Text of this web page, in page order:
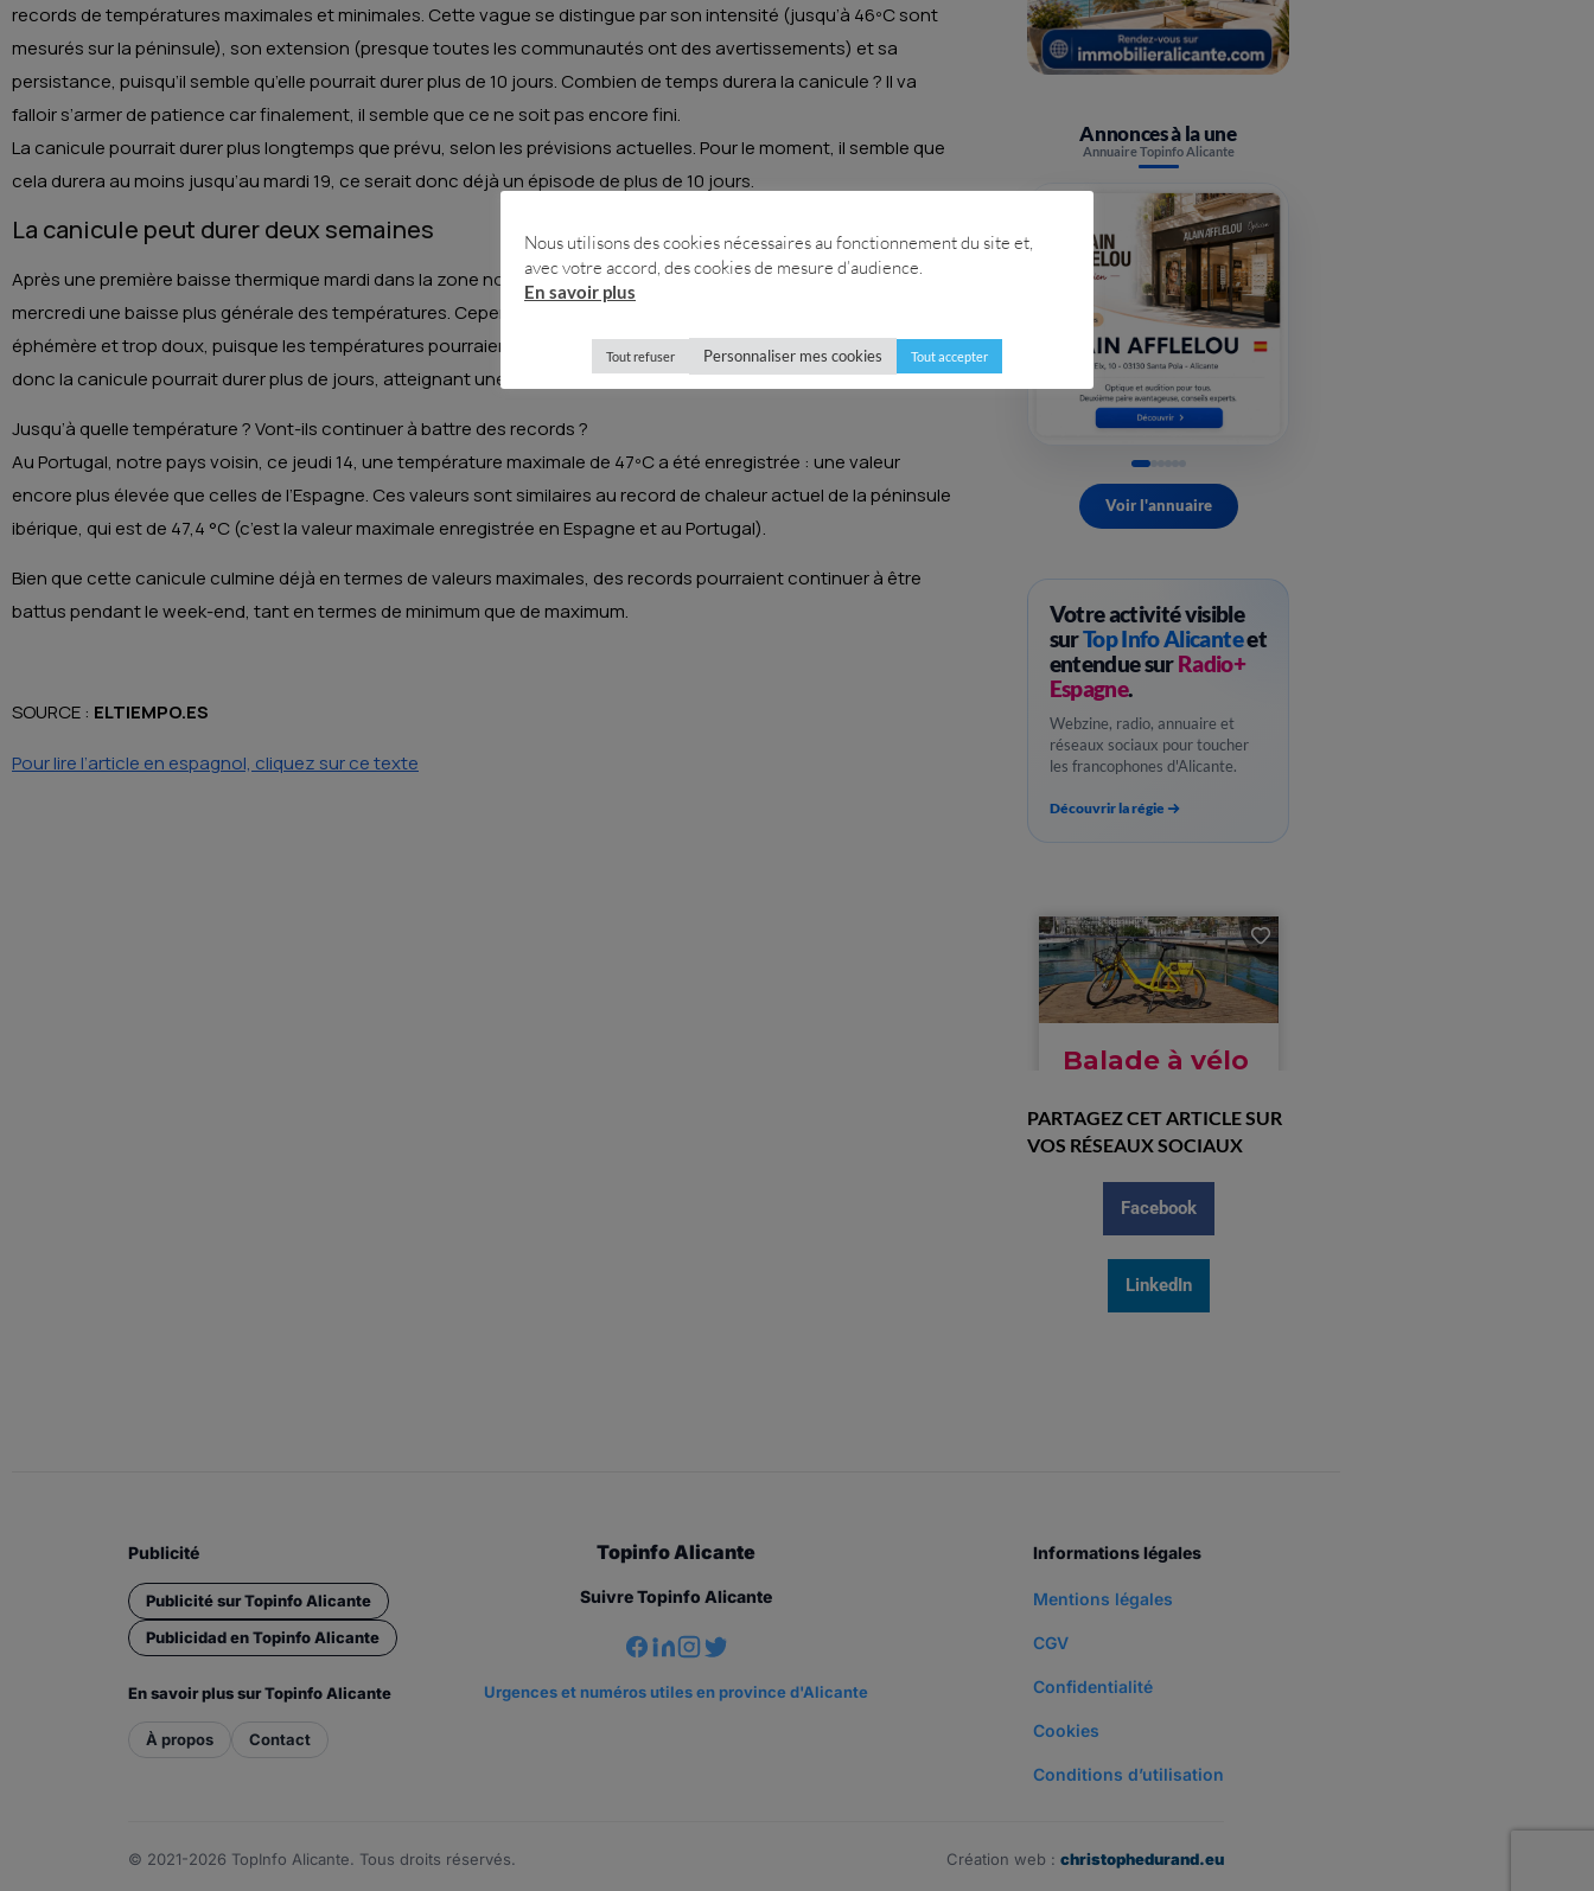
records de températures maximales et minimales. Cette vague se distingue par son intensité (jusqu’à 46ºC sont
mesurés sur la péninsule), son extension (presque toutes les communautés ont des avertissements) et sa
persistance, puisqu’il semble qu’elle pourrait durer plus de 10 jours. Combien de temps durera la canicule ? Il va
falloir s’armer de patience car finalement, il semble que ce ne soit pas encore fini.
La canicule pourrait durer plus longtemps que prévu, selon les prévisions actuelles. Pour le moment, il semble que
cela durera au moins jusqu’au mardi 19, ce serait donc déjà un épisode de plus de 10 jours.
La canicule peut durer deux semaines
Après une première baisse thermique mardi dans la zone nord-ouest, les prévisions indiquent qu’il pourrait y avoir
mercredi une baisse plus générale des températures. Cependant, il pourrait s’agir d’un soulagement thermique
éphémère et trop doux, puisque les températures pourraient augmenter dans la seconde moitié de la semaine,
donc la canicule pourrait durer plus de jours, atteignant une durée de deux semaines.
Jusqu’à quelle température ? Vont-ils continuer à battre des records ?
Au Portugal, notre pays voisin, ce jeudi 14, une température maximale de 47ºC a été enregistrée : une valeur
encore plus élevée que celles de l’Espagne. Ces valeurs sont similaires au record de chaleur actuel de la péninsule
ibérique, qui est de 47,4 °C (c’est la valeur maximale enregistrée en Espagne et au Portugal).
Bien que cette canicule culmine déjà en termes de valeurs maximales, des records pourraient continuer à être
battus pendant le week-end, tant en termes de minimum que de maximum.
SOURCE : ELTIEMPO.ES
Pour lire l’article en espagnol, cliquez sur ce texte
Annonces à la une
Annuaire Topinfo Alicante
Voir l'annuaire
Votre activité visible
surTop Info Alicanteet
entendue surRadio+
Espagne.
Webzine, radio, annuaire et
réseaux sociaux pour toucher
les francophones d'Alicante.
Découvrir la régie
PARTAGEZ CET ARTICLE SUR
VOS RÉSEAUX SOCIAUX
Facebook
LinkedIn
Publicité
Publicité sur Topinfo Alicante
Publicidad en Topinfo Alicante
En savoir plus sur Topinfo Alicante
À propos Contact
Topinfo Alicante
Suivre Topinfo Alicante
Urgences et numéros utiles en province d'Alicante
Informations légales
Mentions légales
CGV
Confidentialité
Cookies
Conditions d’utilisation
© 2021-2026 TopInfo Alicante. Tous droits réservés. Création web : christophedurand.eu
Nous utilisons des cookies nécessaires au fonctionnement du site et,
avec votre accord, des cookies de mesure d’audience.
En savoir plus
Tout refuser Personnaliser mes cookies Tout accepter